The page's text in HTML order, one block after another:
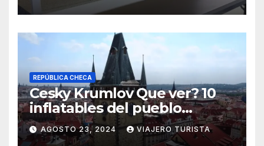
REPÚBLICA CHECA
Cesky Krumlov Que ver? 10
inflatables del pueblo
medieval
AGOSTO 23, 2024 VIAJERO TURISTA